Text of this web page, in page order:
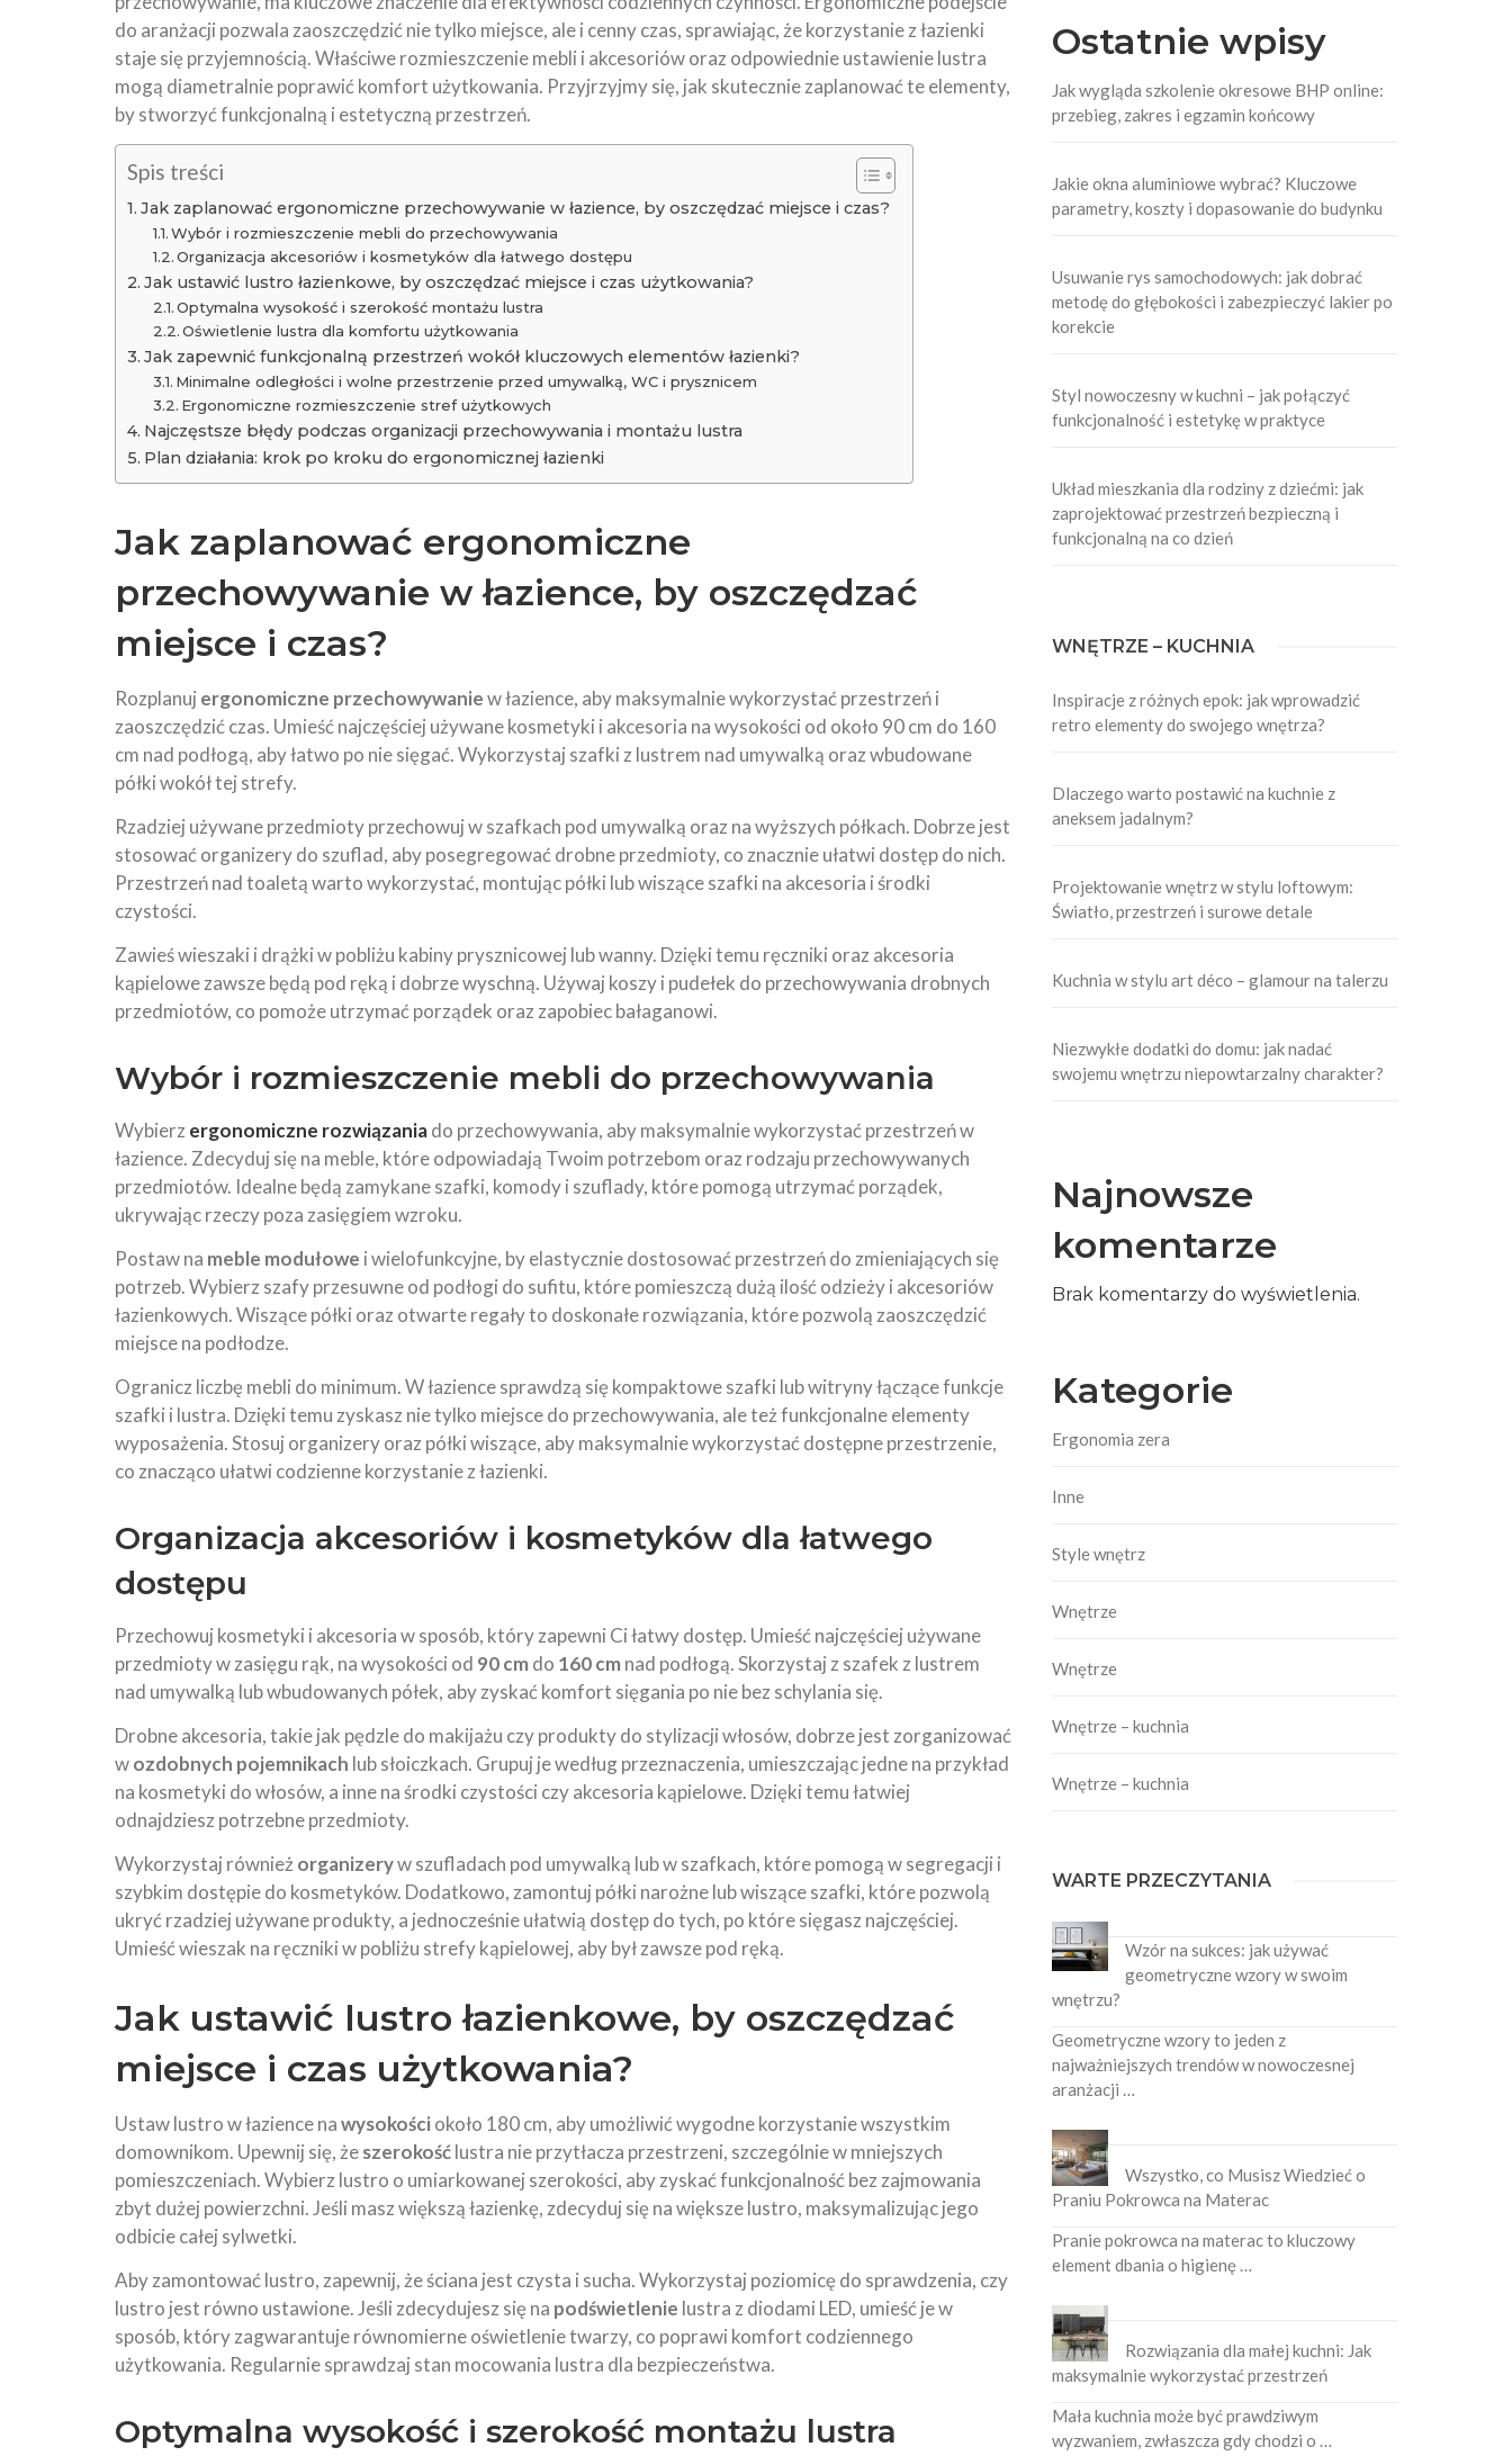
do aranżacji pozwala zaoszczędzić nie tylko miejsce, ale i cenny czas, sprawiając, że korzystanie z łazienki
staje się przyjemnością. Właściwe rozmieszczenie mebli i akcesoriów oraz odpowiednie ustawienie lustra
mogą diametralnie poprawić komfort użytkowania. Przyjrzyjmy się, jak skutecznie zaplanować te elementy,
by stworzyć funkcjonalną i estetyczną przestrzeń.
Spis treści
Jak zaplanować ergonomiczne przechowywanie w łazience, by oszczędzać miejsce i czas?
Wybór i rozmieszczenie mebli do przechowywania
Organizacja akcesoriów i kosmetyków dla łatwego dostępu
Jak ustawić lustro łazienkowe, by oszczędzać miejsce i czas użytkowania?
Optymalna wysokość i szerokość montażu lustra
Oświetlenie lustra dla komfortu użytkowania
Jak zapewnić funkcjonalną przestrzeń wokół kluczowych elementów łazienki?
Minimalne odległości i wolne przestrzenie przed umywalką, WC i prysznicem
Ergonomiczne rozmieszczenie stref użytkowych
Najczęstsze błędy podczas organizacji przechowywania i montażu lustra
Plan działania: krok po kroku do ergonomicznej łazienki
Jak zaplanować ergonomiczne
przechowywanie w łazience, by oszczędzać
miejsce i czas?
Rozplanuj ergonomiczne przechowywaniew łazience, aby maksymalnie wykorzystać przestrzeń i
zaoszczędzić czas. Umieść najczęściej używane kosmetyki i akcesoria na wysokości od około 90 cm do 160
cm nad podłogą, aby łatwo po nie sięgać. Wykorzystaj szafki z lustrem nad umywalką oraz wbudowane
półki wokół tej strefy.
Rzadziej używane przedmioty przechowuj w szafkach pod umywalką oraz na wyższych półkach. Dobrze jest
stosować organizery do szuflad, aby posegregować drobne przedmioty, co znacznie ułatwi dostęp do nich.
Przestrzeń nad toaletą warto wykorzystać, montując półki lub wiszące szafki na akcesoria i środki
czystości.
Zawieś wieszaki i drążki w pobliżu kabiny prysznicowej lub wanny. Dzięki temu ręczniki oraz akcesoria
kąpielowe zawsze będą pod ręką i dobrze wyschną. Używaj koszy i pudełek do przechowywania drobnych
przedmiotów, co pomoże utrzymać porządek oraz zapobiec bałaganowi.
Wybór i rozmieszczenie mebli do przechowywania
Wybierz ergonomiczne rozwiązaniado przechowywania, aby maksymalnie wykorzystać przestrzeń w
łazience. Zdecyduj się na meble, które odpowiadają Twoim potrzebom oraz rodzaju przechowywanych
przedmiotów. Idealne będą zamykane szafki, komody i szuflady, które pomogą utrzymać porządek,
ukrywając rzeczy poza zasięgiem wzroku.
Postaw na meble modułowe i wielofunkcyjne, by elastycznie dostosować przestrzeń do zmieniających się
potrzeb. Wybierz szafy przesuwne od podłogi do sufitu, które pomieszczą dużą ilość odzieży i akcesoriów
łazienkowych. Wiszące półki oraz otwarte regały to doskonałe rozwiązania, które pozwolą zaoszczędzić
miejsce na podłodze.
Ogranicz liczbę mebli do minimum. W łazience sprawdzą się kompaktowe szafki lub witryny łączące funkcje
szafki i lustra. Dzięki temu zyskasz nie tylko miejsce do przechowywania, ale też funkcjonalne elementy
wyposażenia. Stosuj organizery oraz półki wiszące, aby maksymalnie wykorzystać dostępne przestrzenie,
co znacząco ułatwi codzienne korzystanie z łazienki.
Organizacja akcesoriów i kosmetyków dla łatwego
dostępu
Przechowuj kosmetyki i akcesoria w sposób, który zapewni Ci łatwy dostęp. Umieść najczęściej używane
przedmioty w zasięgu rąk, na wysokości od 90 cmdo 160 cmnad podłogą. Skorzystaj z szafek z lustrem
nad umywalką lub wbudowanych półek, aby zyskać komfort sięgania po nie bez schylania się.
Drobne akcesoria, takie jak pędzle do makijażu czy produkty do stylizacji włosów, dobrze jest zorganizować
wozdobnych pojemnikach lub słoiczkach. Grupuj je według przeznaczenia, umieszczając jedne na przykład
na kosmetyki do włosów, a inne na środki czystości czy akcesoria kąpielowe. Dzięki temu łatwiej
odnajdziesz potrzebne przedmioty.
Wykorzystaj również organizeryw szufladach pod umywalką lub w szafkach, które pomogą w segregacji i
szybkim dostępie do kosmetyków. Dodatkowo, zamontuj półki narożne lub wiszące szafki, które pozwolą
ukryć rzadziej używane produkty, a jednocześnie ułatwią dostęp do tych, po które sięgasz najczęściej.
Umieść wieszak na ręczniki w pobliżu strefy kąpielowej, aby był zawsze pod ręką.
Jak ustawić lustro łazienkowe, by oszczędzać
miejsce i czas użytkowania?
Ustaw lustro w łazience nawysokościokoło 180 cm, aby umożliwić wygodne korzystanie wszystkim
domownikom. Upewnij się, żeszerokośćlustra nie przytłacza przestrzeni, szczególnie w mniejszych
pomieszczeniach. Wybierz lustro o umiarkowanej szerokości, aby zyskać funkcjonalność bez zajmowania
zbyt dużej powierzchni. Jeśli masz większą łazienkę, zdecyduj się na większe lustro, maksymalizując jego
odbicie całej sylwetki.
Aby zamontować lustro, zapewnij, że ściana jest czysta i sucha. Wykorzystaj poziomicę do sprawdzenia, czy
lustro jest równo ustawione. Jeśli zdecydujesz się na podświetlenie lustra z diodami LED, umieść je w
sposób, który zagwarantuje równomierne oświetlenie twarzy, co poprawi komfort codziennego
użytkowania. Regularnie sprawdzaj stan mocowania lustra dla bezpieczeństwa.
Optymalna wysokość i szerokość montażu lustra
Ostatnie wpisy
Jak wygląda szkolenie okresowe BHP online:
przebieg, zakres i egzamin końcowy
Jakie okna aluminiowe wybrać? Kluczowe
parametry, koszty i dopasowanie do budynku
Usuwanie rys samochodowych: jak dobrać
metodę do głębokości i zabezpieczyć lakier po
korekcie
Styl nowoczesny w kuchni – jak połączyć
funkcjonalność i estetykę w praktyce
Układ mieszkania dla rodziny z dziećmi: jak
zaprojektować przestrzeń bezpieczną i
funkcjonalną na co dzień
WNĘTRZE – KUCHNIA
Inspiracje z różnych epok: jak wprowadzić
retro elementy do swojego wnętrza?
Dlaczego warto postawić na kuchnie z
aneksem jadalnym?
Projektowanie wnętrz w stylu loftowym:
Światło, przestrzeń i surowe detale
Kuchnia w stylu art déco – glamour na talerzu
Niezwykłe dodatki do domu: jak nadać
swojemu wnętrzu niepowtarzalny charakter?
Najnowsze
komentarze
Brak komentarzy do wyświetlenia.
Kategorie
Ergonomia zera
Inne
Style wnętrz
Wnętrze
Wnętrze
Wnętrze – kuchnia
Wnętrze – kuchnia
WARTE PRZECZYTANIA
Wzór na sukces: jak używać
geometryczne wzory w swoim
wnętrzu?
Geometryczne wzory to jeden z
najważniejszych trendów w nowoczesnej
aranżacji …
Wszystko, co Musisz Wiedzieć o
Praniu Pokrowca na Materac
Pranie pokrowca na materac to kluczowy
element dbania o higienę …
Rozwiązania dla małej kuchni: Jak
maksymalnie wykorzystać przestrzeń
Mała kuchnia może być prawdziwym
wyzwaniem, zwłaszcza gdy chodzi o …